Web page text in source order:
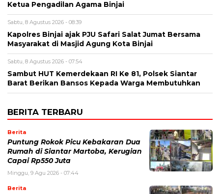
Ketua Pengadilan Agama Binjai
Sabtu, 8 Agustus 2026 - 08:39
Kapolres Binjai ajak PJU Safari Salat Jumat Bersama
Masyarakat di Masjid Agung Kota Binjai
Sabtu, 8 Agustus 2026 - 07:54
Sambut HUT Kemerdekaan RI Ke 81, Polsek Siantar
Barat Berikan Bansos Kepada Warga Membutuhkan
BERITA TERBARU
Berita
Puntung Rokok Picu Kebakaran Dua
Rumah di Siantar Martoba, Kerugian
Capai Rp550 Juta
Minggu, 9 Agu 2026 - 07:44
Berita